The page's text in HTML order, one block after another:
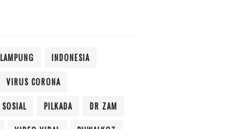
LAMPUNG INDONESIA
VIRUS CORONA
SOSIAL PILKADA DR ZAM